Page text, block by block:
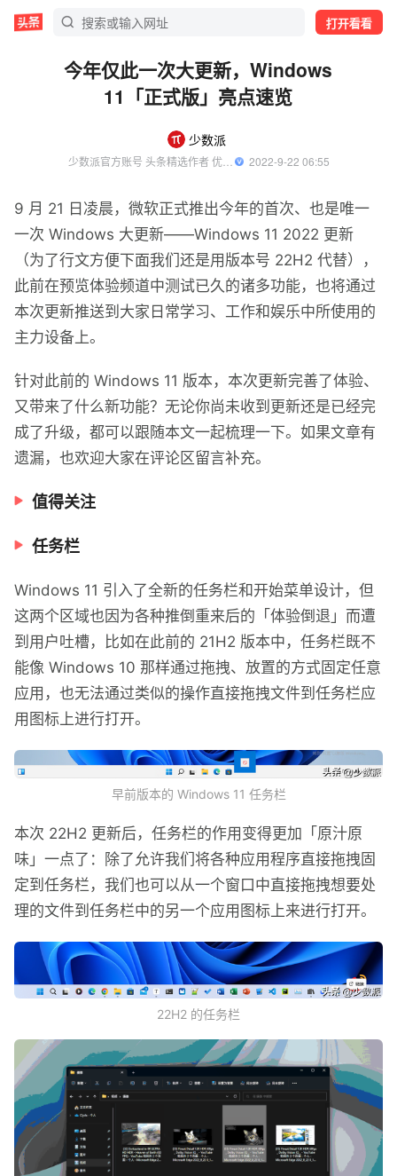
打开看看
今年仅此一次大更新，Windows
11「正式版」亮点速览
少数派
少数派官方账号 头条精选作者 优质数码领域创作者
  2022-9-22 06:55
9 月 21 日凌晨，微软正式推出今年的首次、也是唯一
一次 Windows 大更新——Windows 11 2022 更新
（为了行文方便下面我们还是用版本号 22H2 代替），
此前在预览体验频道中测试已久的诸多功能，也将通过
本次更新推送到大家日常学习、工作和娱乐中所使用的
主力设备上。
针对此前的 Windows 11 版本，本次更新完善了体验、
又带来了什么新功能？无论你尚未收到更新还是已经完
成了升级，都可以跟随本文一起梳理一下。如果文章有
遗漏，也欢迎大家在评论区留言补充。
值得关注
任务栏
Windows 11 引入了全新的任务栏和开始菜单设计，但
这两个区域也因为各种推倒重来后的「体验倒退」而遭
到用户吐槽，比如在此前的 21H2 版本中，任务栏既不
能像 Windows 10 那样通过拖拽、放置的方式固定任意
应用，也无法通过类似的操作直接拖拽文件到任务栏应
用图标上进行打开。
早前版本的 Windows 11 任务栏
本次 22H2 更新后，任务栏的作用变得更加「原汁原
味」一点了：除了允许我们将各种应用程序直接拖拽固
定到任务栏，我们也可以从一个窗口中直接拖拽想要处
理的文件到任务栏中的另一个应用图标上来进行打开。
22H2 的任务栏